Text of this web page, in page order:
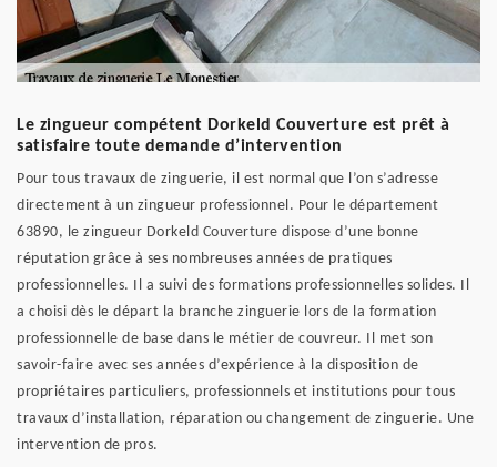
Le zingueur compétent Dorkeld Couverture est prêt à
satisfaire toute demande d’intervention
Pour tous travaux de zinguerie, il est normal que l’on s’adresse
directement à un zingueur professionnel. Pour le département
63890, le zingueur Dorkeld Couverture dispose d’une bonne
réputation grâce à ses nombreuses années de pratiques
professionnelles. Il a suivi des formations professionnelles solides. Il
a choisi dès le départ la branche zinguerie lors de la formation
professionnelle de base dans le métier de couvreur. Il met son
savoir-faire avec ses années d’expérience à la disposition de
propriétaires particuliers, professionnels et institutions pour tous
travaux d’installation, réparation ou changement de zinguerie. Une
intervention de pros.